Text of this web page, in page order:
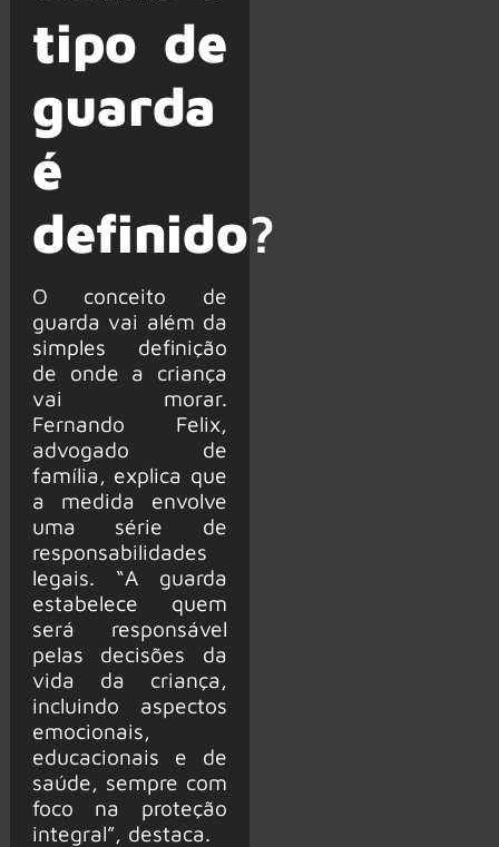
tipo de
guarda
é
definido?
O conceito de
guarda vai além da
simples definição
de onde a criança
vai morar.
Fernando Felix,
advogado de
família, explica que
a medida envolve
uma série de
responsabilidades
legais. “A guarda
estabelece quem
será responsável
pelas decisões da
vida da criança,
incluindo aspectos
emocionais,
educacionais e de
saúde, sempre com
foco na proteção
integral”, destaca.